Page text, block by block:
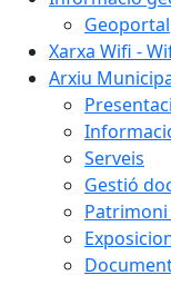
Geoportal
Xarxa Wifi -
Arxiu
Serveis
Gestió
Patrimoni